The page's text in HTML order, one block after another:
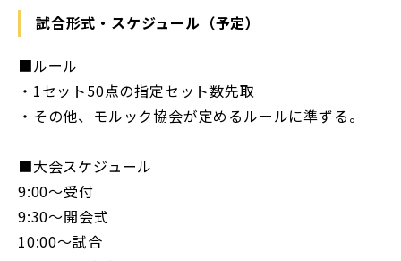
試合形式・スケジュール（予定）
■ルール
・1セット50点の指定セット数先取
・その他、モルック協会が定めるルールに準ずる。
■大会スケジュール
9:00～受付
9:30～開会式
10:00～試合